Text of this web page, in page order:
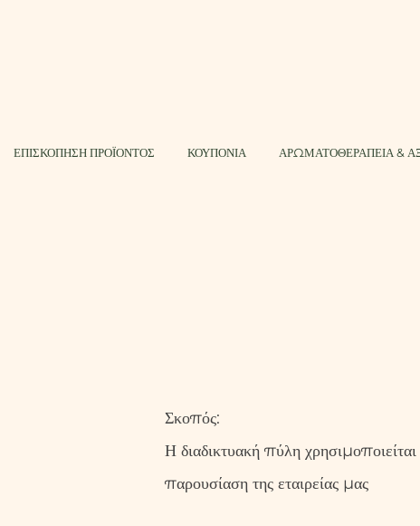
ΕΠΙΣΚΟΠΗΣΗ ΠΡΟΪΟΝΤΟΣ ΚΟΥΠΟΝΙΑ ΑΡΩΜΑΤΟΘΕΡΑΠΕΙΑ &
Σκοπός:
Η διαδικτυακή πύλη
παρουσίαση της εταιρείας μας